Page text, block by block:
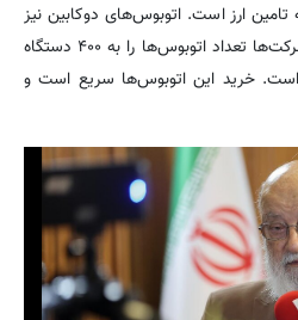
تامین ارز است. اتوبوس‌های دوکابین نیز
در حین قرارداد است و یکی از شرکت‌ها تعداد اتوبوس‌ها را به ۴۰۰ دستگاه
است. خرید این اتوبوس‌ها سریع است و